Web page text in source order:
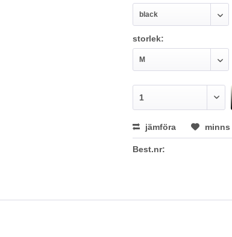
storlek:
jämföra minns
Best.nr: